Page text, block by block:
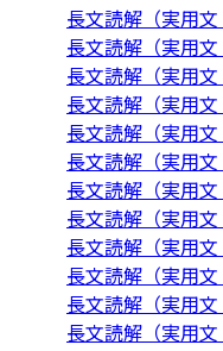
長文読解（実用
長文読解（実用
長文読解（実用
長文読解（実用
長文読解（実用
長文読解（実用
長文読解（実用
長文読解（実用
長文読解（実用
長文読解（実用
長文読解（実用
長文読解（実用